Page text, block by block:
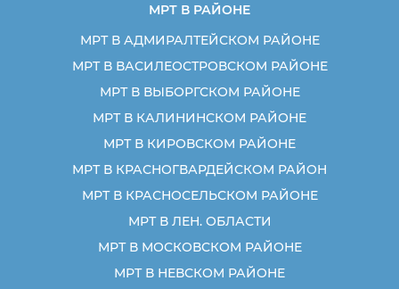
МРТ В РАЙОНЕ
МРТ В АДМИРАЛТЕЙСКОМ РАЙОНЕ
МРТ В ВАСИЛЕОСТРОВСКОМ РАЙОНЕ
МРТ В ВЫБОРГСКОМ РАЙОНЕ
МРТ В КАЛИНИНСКОМ РАЙОНЕ
МРТ В КИРОВСКОМ РАЙОНЕ
МРТ В КРАСНОГВАРДЕЙСКОМ РАЙОН
МРТ В КРАСНОСЕЛЬСКОМ РАЙОНЕ
МРТ В ЛЕН. ОБЛАСТИ
МРТ В МОСКОВСКОМ РАЙОНЕ
МРТ В НЕВСКОМ РАЙОНЕ